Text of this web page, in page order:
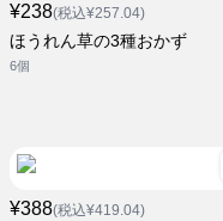
¥238(税込¥257.04)
ほうれん草の3種おかず
6個
¥388(税込¥419.04)